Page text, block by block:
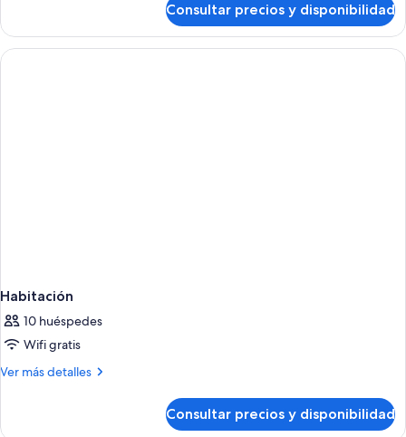
Room
with
Sea
or
Twin
Room
Consultar precios y disponibilidad
Habitación
10 huéspedes
Wifi gratis
Ver más detalles
Más
Consultar precios y disponibilidad